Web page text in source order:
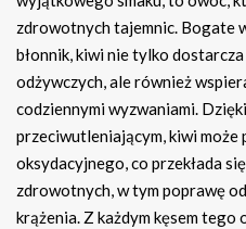
zdrowotnych tajemnic. Bogate
błonnik, kiwi nie tylko
odżywczych, ale również
codziennymi wyzwaniami.
przeciwutleniającym, kiwi może
oksydacyjnego, co przekłada
zdrowotnych, w tym poprawę
krążenia. Z każdym kęsem